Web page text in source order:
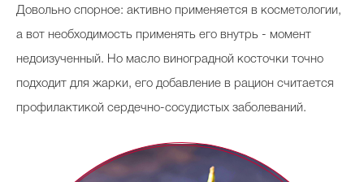
Довольно спорное: активно применяется в косметологии,
а вот необходимость применять его внутрь - момент
недоизученный. Но масло виноградной косточки точно
подходит для жарки, его добавление в рацион считается
профилактикой сердечно-сосудистых заболеваний.